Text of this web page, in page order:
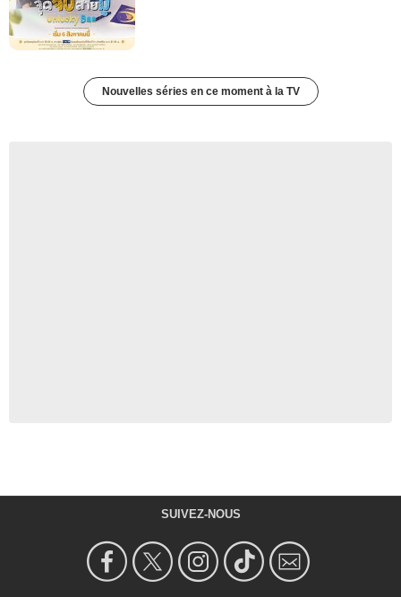
Nouvelles séries en ce moment à la TV
SUIVEZ-NOUS